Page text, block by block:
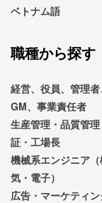
ベトナム語
職種から探す
経営、役員、管理
GM、事業責任者
生産管理・品質管
証・工場長
機械系エンジニア
気・電子）
広告・マーケティ